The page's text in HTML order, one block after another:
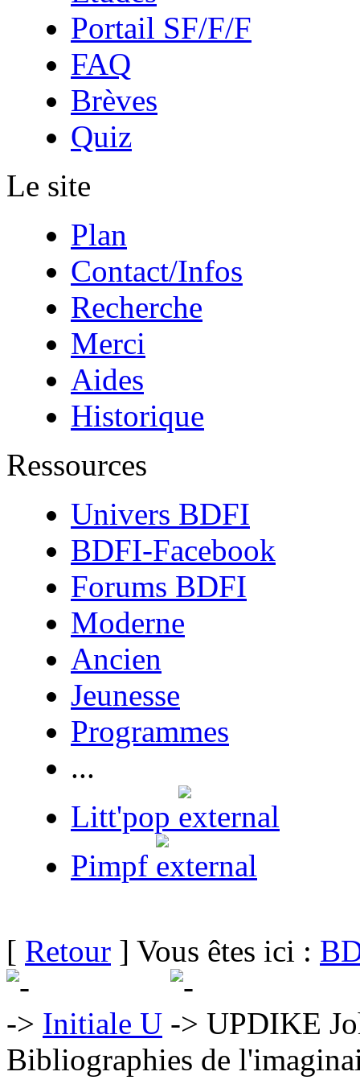
Portail SF/F/F
FAQ
Brèves
Quiz
Le site
Plan
Contact/Infos
Recherche
Merci
Aides
Historique
Ressources
Univers BDFI
BDFI-Facebook
Forums BDFI
Moderne
Ancien
Jeunesse
Programmes
...
Litt'pop
Pimpf
[ Retour ] Vous êtes ici :
Initiale U
UPDIKE
Bibliographies de